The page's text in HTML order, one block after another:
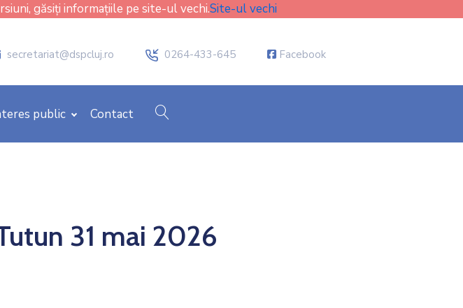
găsiți informațiile pe site-ul vechi.Site-ul vechi
icon
secretariat@dspcluj.ro icon
0264-433-645 Facebook
public Contact
31 mai 2026